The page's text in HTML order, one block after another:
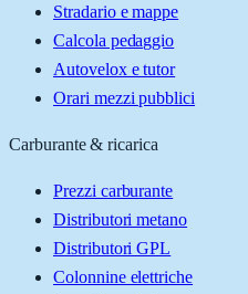
Stradario e mappe
Calcola pedaggio
Autovelox e tutor
Orari mezzi pubblici
Carburante & ricarica
Prezzi carburante
Distributori metano
Distributori GPL
Colonnine elettriche